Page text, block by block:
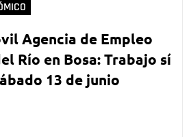
Agencia de Empleo
Río en Bosa: Trabajo sí
13 de junio